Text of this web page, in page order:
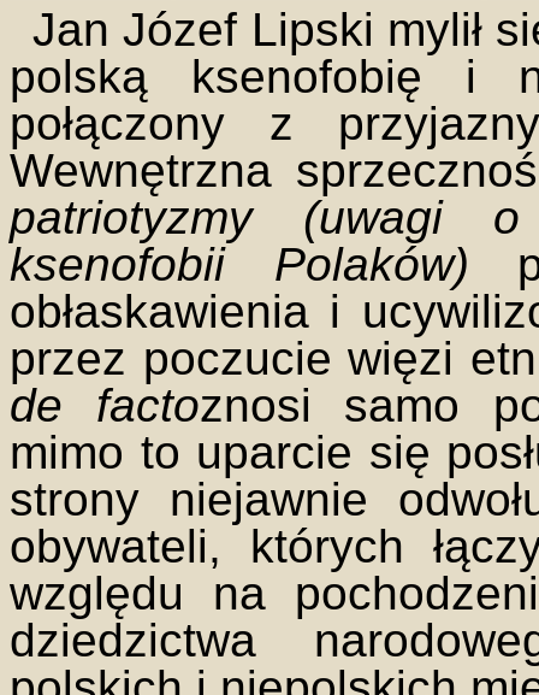
Jan Józef Lipski mylił
polską ksenofobię i
połączony z
Wewnętrzna
patriotyzmy (uwagi
ksenofobii Polaków)
obłaskawienia i
przez poczucie więzi
de factoznosi samo
mimo to uparcie się
strony niejawnie
obywateli, których
względu na
dziedzictwa